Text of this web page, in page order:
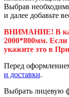
Выбрав
и далее добавьте
ВНИМАНИЕ! В
2000*800мм. Если
укажите это в
Перед
и доставки.
Выбрать лицевую